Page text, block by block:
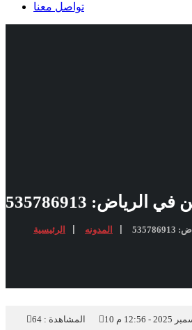
تواصل معنا
535786913
الرئيسية المدونه
المشاهدة : 64 - 12:56 م